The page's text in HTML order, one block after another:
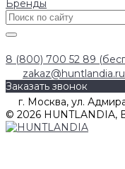
Бренды
8 (800) 700 52 89
zakaz@huntlandia.ru
Заказать звонок
г. Москва, ул.
© 2026 HUNTLANDIA,